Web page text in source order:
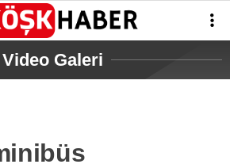
Video Galeri